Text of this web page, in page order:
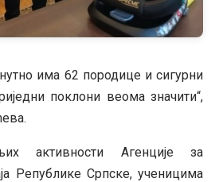
има 62 породице и сигурни
поклони веома значити“,
активности Агенције за
Републике Српске, ученицима